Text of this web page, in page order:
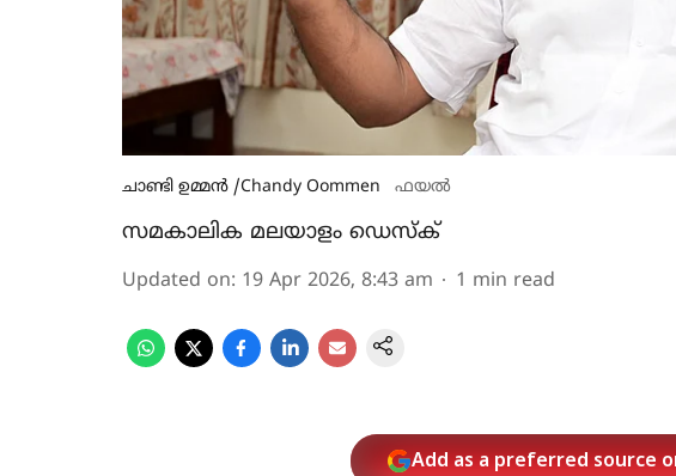
ചാണ്ടി ഉമ്മന്‍ /Chandy Oommen ഫയല്‍
സമകാലിക മലയാളം ഡെസ്ക്
Updated on: 19 Apr 2026, 8:43 am 1 min read
Add as a preferred source